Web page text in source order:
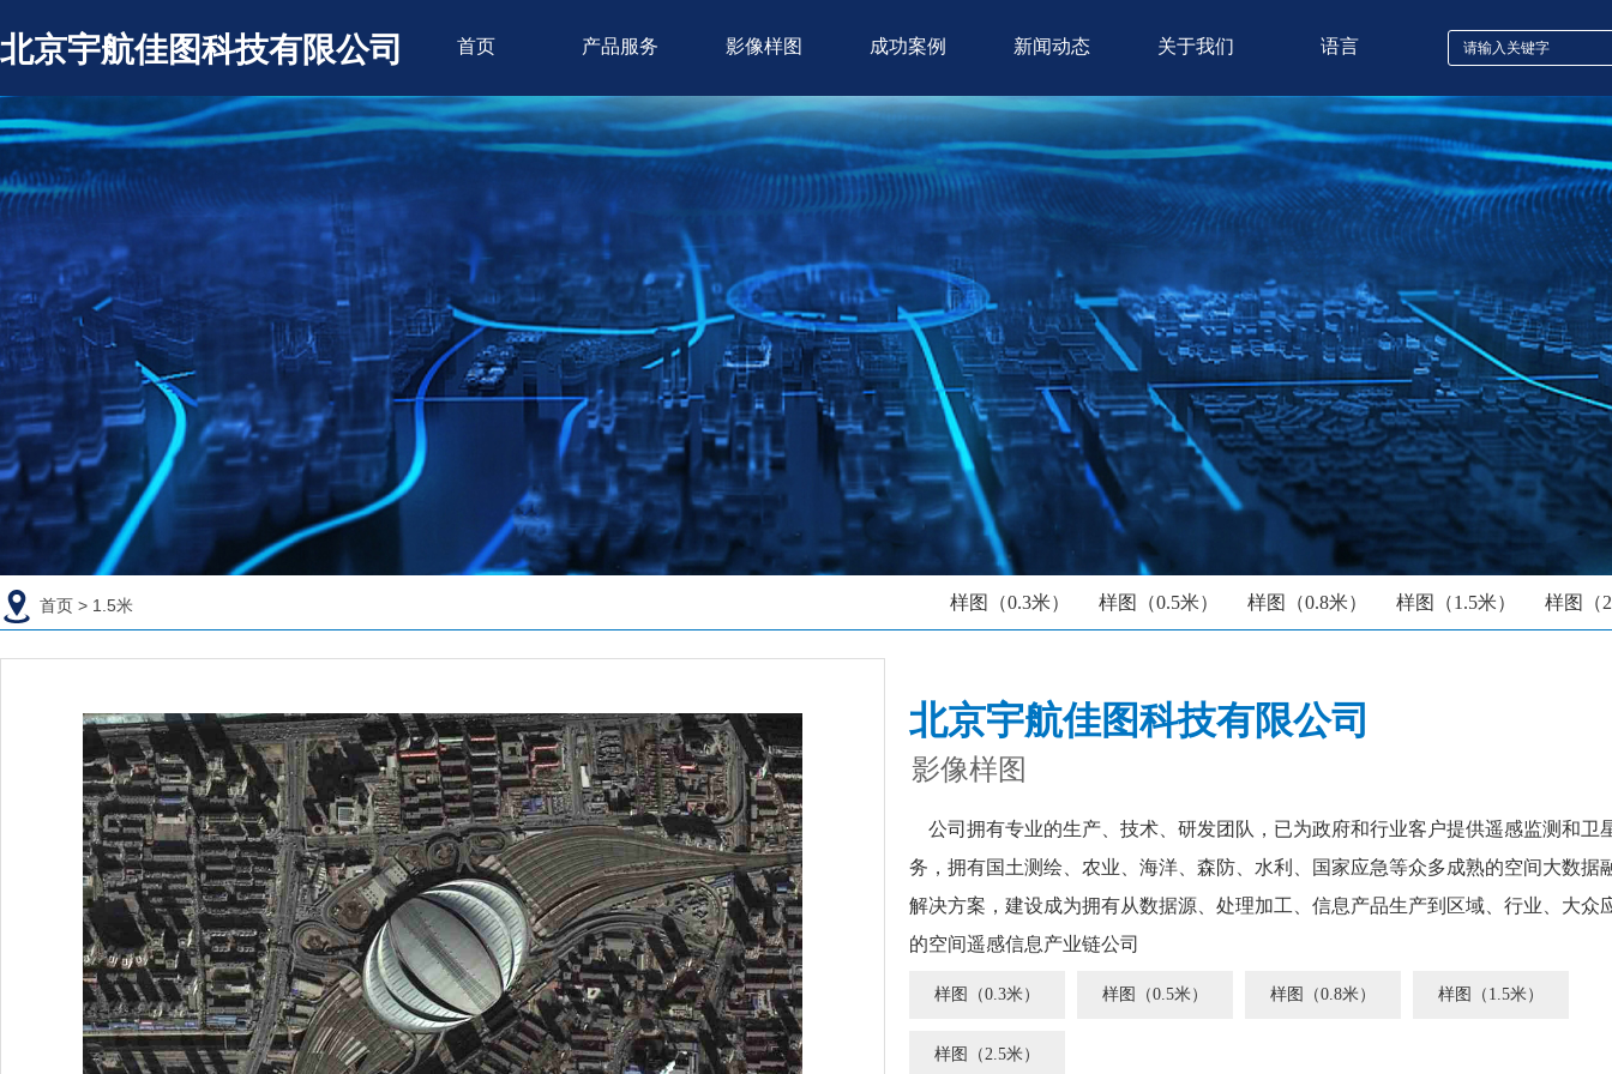
北京宇航佳图科技有限公司 首页 产品服务 影像样图 成功案例 新闻动态 关于我们 语言
样图（0.3米） 样图（0.5米） 样图（0.8米） 样图（1.5米） 样图（
北京宇航佳图科技有限公司
影像样图
首页 > 1.5米
样图（0.3米） 样图（0.5米） 样图（0.8米） 样图（1.5米）
样图（2.5米）
公司拥有专业的生产、技术、研发团队，已为政府和行业客户提供遥感监测和卫
务，拥有国土测绘、农业、海洋、森防、水利、国家应急等众多成熟的空间大数据
解决方案，建设成为拥有从数据源、处理加工、信息产品生产到区域、行业、大众
的空间遥感信息产业链公司